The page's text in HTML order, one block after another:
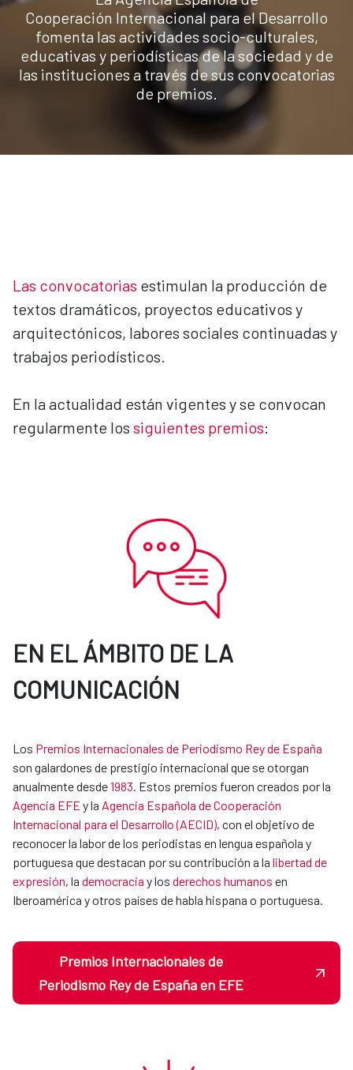
Cooperación Internacional para el Desarrollo
fomenta las actividades socio-culturales,
educativas y periodísticas de la sociedad y de
las instituciones a través de sus convocatorias
de premios.
Las convocatorias estimulan la producción de
textos dramáticos, proyectos educativos y
arquitectónicos, labores sociales continuadas y
trabajos periodísticos.
En la actualidad están vigentes y se convocan
regularmente los siguientes premios:
EN EL ÁMBITO DE LA
COMUNICACIÓN
Los Premios Internacionales de Periodismo Rey de España
son galardones de prestigio internacional que se otorgan
anualmente desde1983. Estos premios fueron creados por la
Agencia EFE y la Agencia Española de Cooperación
Internacional para el Desarrollo (AECID), con el objetivo de
reconocer la labor de los periodistas en lengua española y
portuguesa que destacan por su contribución a la libertad de
expresión, la democracia y los derechos humanos en
Iberoamérica y otros países de habla hispana o portuguesa.
Premios Internacionales de
Periodismo Rey de España en EFE